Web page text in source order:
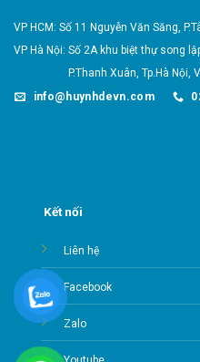
VP HCM: Số 11 Nguyễn Văn Săng,
VP Hà Nội: Số 2A khu biệt thự song
P.Thanh Xuân, Tp.Hà Nội,
info@huynhdevn.com
Kết nối
Liên hệ
Facebook
Zalo